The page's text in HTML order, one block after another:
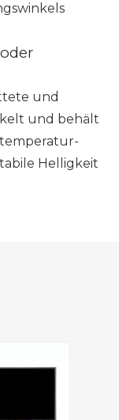
und
und behält
Helligkeit